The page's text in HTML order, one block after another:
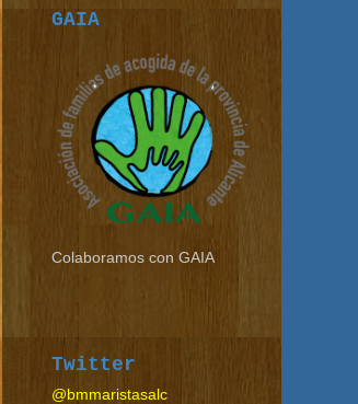
GAIA
Colaboramos con GAIA
Twitter
@bmmaristasalc